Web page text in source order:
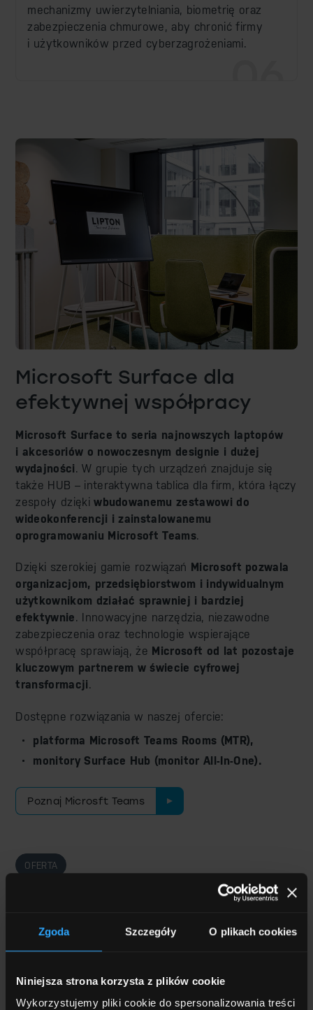
Zgoda Szczegóły O plikach cookies
Niniejsza strona korzysta z plików cookie
Wykorzystujemy pliki cookie do spersonalizowania treści
mechanizmy uwierzytelniania, biometrię oraz
zabezpieczenia chmurowe, aby chronić firmy
i użytkowników przed cyberzagrożeniami.
Microsoft Surface dla
efektywnej współpracy
Microsoft Surface to seria najnowszych laptopów
i akcesoriów o nowoczesnym designie i dużej
wydajności. W grupie tych urządzeń znajduje się
także HUB – interaktywna tablica dla firm, która łączy
zespoły dziękiwbudowanemu zestawowi do
wideokonferencji i zainstalowanemu
oprogramowaniu Microsoft Teams.
Dzięki szerokiej gamie rozwiązań Microsoft pozwala
organizacjom, przedsiębiorstwom i indywidualnym
użytkownikom działać sprawniej i bardziej
efektywnie. Innowacyjne narzędzia, niezawodne
zabezpieczenia oraz technologie wspierające
współpracę sprawiają, że Microsoft od lat pozostaje
kluczowym partnerem w świecie cyfrowej
transformacji.
Dostępne rozwiązania w naszej ofercie:
platforma Microsoft Teams Rooms (MTR),
monitory Surface Hub (monitor All-In-One).
Poznaj Microsft Teams
OFERTA
Sprawdź, co możemy Ci
zaoferować
i wideo są dziś niezbędne.